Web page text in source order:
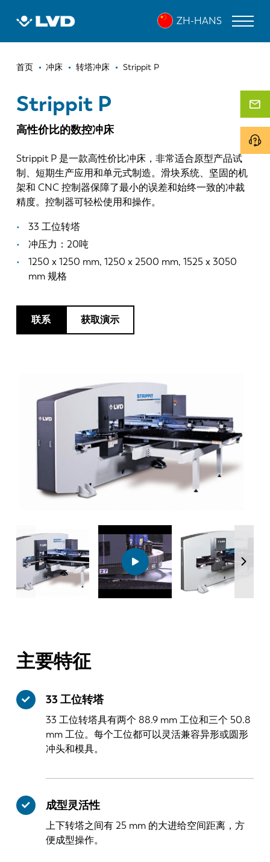
ZH-HANS
面
屑
首页 冲床 转塔冲床 Strippit P
Strippit P
高性价比的数控冲床
Strippit P 是一款高性价比冲床，非常适合原型产品试
制、短期生产应用和单元式制造。滑块系统、坚固的机
架和 CNC 控制器保障了最小的误差和始终一致的冲裁
精度。控制器可轻松使用和操作。
33 工位转塔
冲压力：20吨
1250 x 1250 mm, 1250 x 2500 mm, 1525 x 3050
mm 规格
联系 获取演示
STRIPPIT P
主要特征
33 工位转塔
33 工位转塔具有两个 88.9 mm 工位和三个 50.8
mm 工位。每个工位都可以灵活兼容异形或圆形
冲头和模具。
成型灵活性
上下转塔之间有 25 mm 的大进给空间距离，方
便成型操作。
激光切割机
折弯中心
剪板机
软件
客户服务
关于 LVD
最新消息
联系我们